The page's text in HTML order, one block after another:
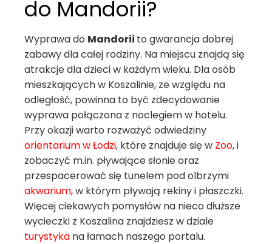
do Mandorii?
Wyprawa do Mandorii to gwarancja dobrej
zabawy dla całej rodziny. Na miejscu znajdą się
atrakcje dla dzieci w każdym wieku. Dla osób
mieszkających w Koszalinie, ze względu na
odległość, powinna to być zdecydowanie
wyprawa połączona z noclegiem w hotelu.
Przy okazji warto rozważyć odwiedziny
orientarium w Łodzi, które znajduje się w Zoo, i
zobaczyć m.in. pływające słonie oraz
przespacerować się tunelem pod olbrzymi
akwarium, w którym pływają rekiny i płaszczki.
Więcej ciekawych pomysłów na nieco dłuższe
wycieczki z Koszalina znajdziesz w dziale
turystyka na łamach naszego portalu.